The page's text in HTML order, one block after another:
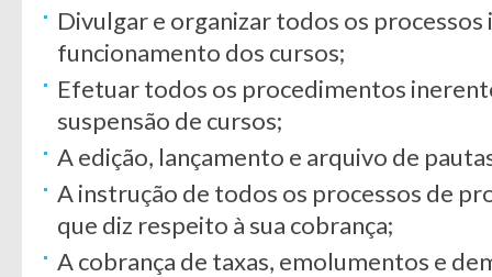
Divulgar e organizar todos os
funcionamento dos cursos;
Efetuar todos os procedimentos
suspensão de cursos;
A edição, lançamento e arquivo de
A instrução de todos os processos de
que diz respeito à sua cobrança;
A cobrança de taxas, emolumentos e